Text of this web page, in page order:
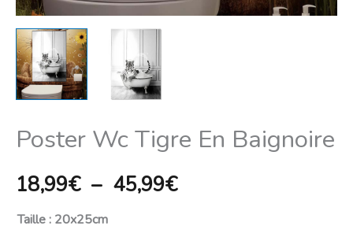
Poster Wc Tigre En Baignoire
18,99€ – 45,99€
Taille : 20x25cm